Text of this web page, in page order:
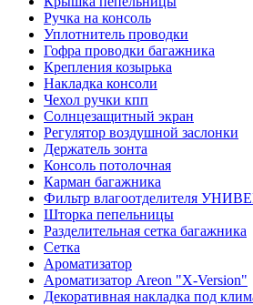
Ручка на консоль
Уплотнитель проводки
Гофра проводки багажника
Крепления козырька
Накладка консоли
Чехол ручки кпп
Солнцезащитный экран
Регулятор воздушной заслонки
Держатель зонта
Консоль потолочная
Карман багажника
Фильтр влагоотделителя
Шторка пепельницы
Разделительная сетка багажника
Сетка
Ароматизатор
Ароматизатор Areon "X-Version"
Декоративная накладка под